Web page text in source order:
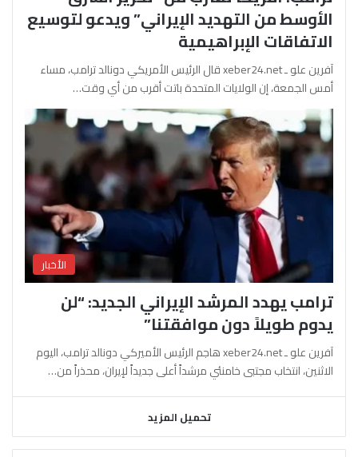
الأوسط من التهديد الإيراني” ويدعو لتوسيع
الاتفاقات الإبراهيمية
آفرين علو ـ xeber24.net قال الرئيس الأمريكي دونالد ترامب، مساء
أمس الجمعة، إن الولايات المتحدة باتت أقرب من أي وقت…
الأخبار
ترامب يهدد المرشد الإيراني الجديد: “لن
يدوم طويلاً دون موافقتنا”
آفرين علو ـ xeber24.net هاجم الرئيس الأميركي دونالد ترامب، اليوم
الاثنين، انتخاب مجتبى خامنئي مرشداً أعلى جديداً لإيران، محذراً من…
تحميل المزيد